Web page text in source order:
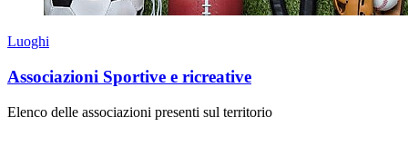
Luoghi
Associazioni Sportive e ricreative
Elenco delle associazioni presenti sul territorio